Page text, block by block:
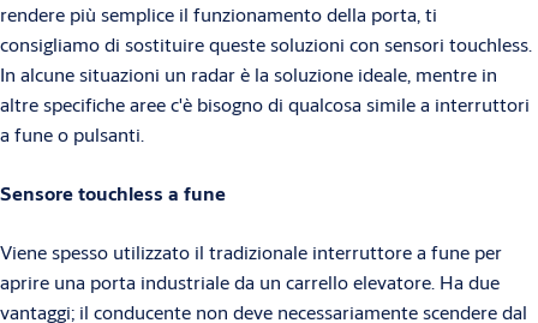
rendere più semplice il funzionamento della porta, ti
consigliamo di sostituire queste soluzioni con sensori touchless.
In alcune situazioni un radar è la soluzione ideale, mentre in
altre specifiche aree c'è bisogno di qualcosa simile a interruttori
a fune o pulsanti.
Sensore touchless a fune
Viene spesso utilizzato il tradizionale interruttore a fune per
aprire una porta industriale da un carrello elevatore. Ha due
vantaggi; il conducente non deve necessariamente scendere dal